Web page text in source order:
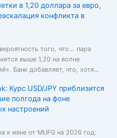
в 1,20 доллара за евро,
конфликта в
того, что... пара
выше 1,20 на волне
Банк добавляет, что, хотя…
Курс USD/JPY приблизится
полгода на фоне
настроений
к иене от MUFG на 2026 год: